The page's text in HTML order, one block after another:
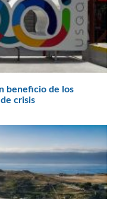
beneficio de los
crisis